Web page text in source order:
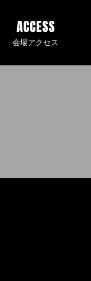
ACCESS
会場アクセス